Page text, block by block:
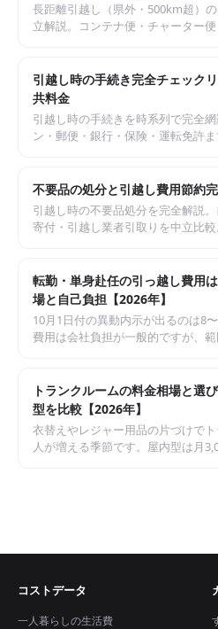
長距離引越し（県外・500km超）
立解説。コンテナ便・チャーター
引越し時の手続き完全チェック
共料金
引越し時の手続きを時系列で完全
ン・郵便・銀行・保険・運転免許
不要品の処分と引越し費用節約
引越し時の不要品処分を完全解説
寄付・引越し業者引取りを中立比
転勤・単身赴任の引っ越し費用
場と自己負担【2026年】
10月1日付の異動内示が出るのは8
費用は会社負担が一般的ですが、
金を整理しました。
トランクルームの料金相場と選
型を比較【2026年】
衣替えやレジャー用品の片づけで
人が増える季節です。屋内型は月
コストデータ
一人暮らしの生活費